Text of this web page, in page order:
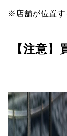
※店舗が位置す
【注意